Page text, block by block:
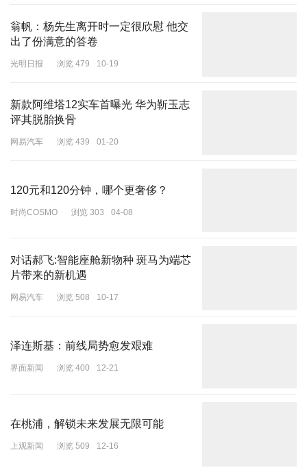
翁帆：杨先生离开时一定很欣慰 他交
出了份满意的答卷
光明日报 浏览 479 10-19
新款阿维塔12实车首曝光 华为靳玉志
评其脱胎换骨
网易汽车 浏览 439 01-20
120元和120分钟，哪个更奢侈？
时尚COSMO 浏览 303 04-08
对话郝飞:智能座舱新物种 斑马为端芯
片带来的新机遇
网易汽车 浏览 508 10-17
泽连斯基：前线局势愈发艰难
界面新闻 浏览 400 12-21
在桃浦，解锁未来发展无限可能
上观新闻 浏览 509 12-16